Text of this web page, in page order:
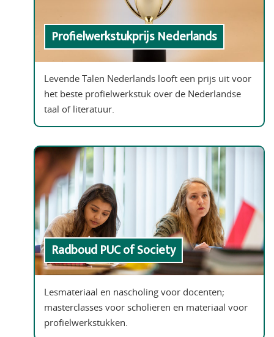
Profielwerkstukprijs Nederlands
Levende Talen Nederlands looft een prijs uit voor
het beste profielwerkstuk over de Nederlandse
taal of literatuur.
Radboud PUC of Society
Lesmateriaal en nascholing voor docenten;
masterclasses voor scholieren en materiaal voor
profielwerkstukken.